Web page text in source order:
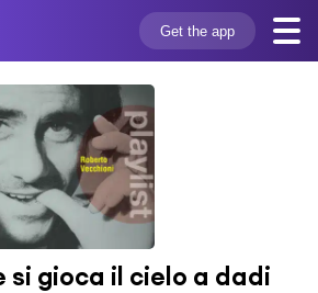
Get the app
si gioca il cielo a dadi